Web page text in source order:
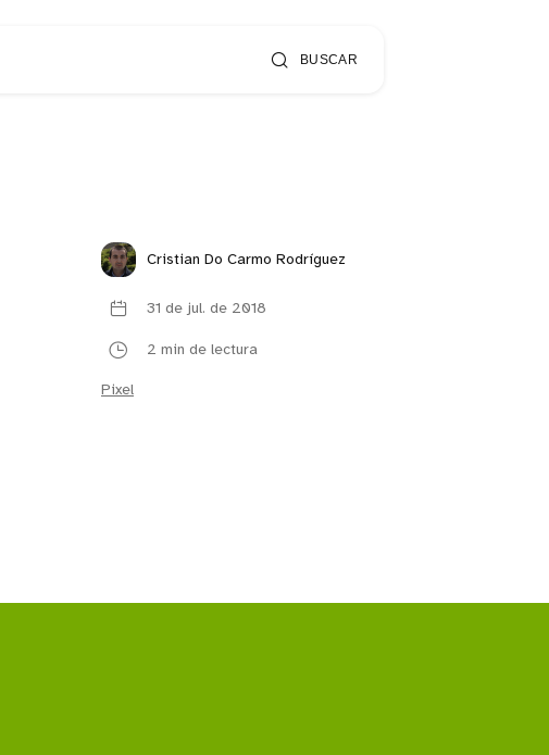
BUSCAR
Cristian Do Carmo Rodríguez
31 de jul. de 2018
2 min de lectura
Pixel